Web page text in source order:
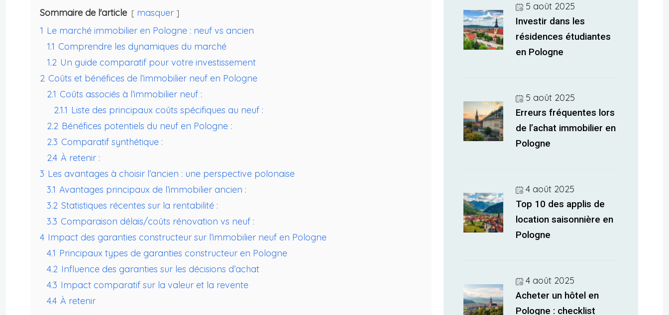
Sommaire de l'article
masquer
1 Le marché immobilier en Pologne : neuf vs ancien
1.1 Comprendre les dynamiques du marché
1.2 Un guide comparatif pour votre investissement
2 Coûts et bénéfices de l’immobilier neuf en Pologne
2.1 Coûts associés à l’immobilier neuf :
2.1.1 Liste des principaux coûts spécifiques au neuf :
2.2 Bénéfices potentiels du neuf en Pologne :
2.3 Comparatif synthétique :
2.4 À retenir :
3 Les avantages à choisir l’ancien : une perspective polonaise
3.1 Avantages principaux de l’immobilier ancien :
3.2 Statistiques récentes sur la rentabilité :
3.3 Comparaison délais/coûts rénovation vs neuf :
4 Impact des garanties constructeur sur l’immobilier neuf en Pologne
4.1 Principaux types de garanties constructeur en Pologne
4.2 Influence des garanties sur les décisions d’achat
4.3 Impact comparatif sur la valeur et la revente
4.4 À retenir
5 août 2025
Investir dans les
résidences étudiantes
en Pologne
5 août 2025
Erreurs fréquentes lors
de l’achat immobilier en
Pologne
4 août 2025
Top 10 des applis de
location saisonnière en
Pologne
4 août 2025
Acheter un hôtel en
Pologne : checklist